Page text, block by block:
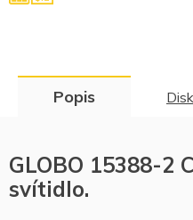
Popis
GLOBO 15388-2
svítidlo.